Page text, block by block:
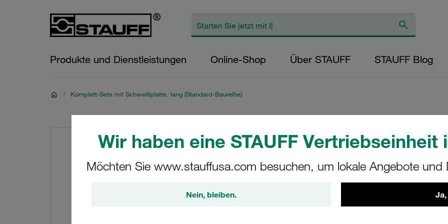
Wir haben eine STAUFF Vertriebseinheit
Möchten Sie www.stauffusa.com besuchen, um lokale Angebote und
Nein, bleiben.
Produkte und Dienstleistungen Online-Shop Über STAUFF STAUFF Blog
/ Komplett-Sets mit Schweißplatte, lang (Standard-Baureihe)
Komplettschelle
Ø12mm
Vorspannung
Schlitzschraube
SPV-112a-AL-LI-M-